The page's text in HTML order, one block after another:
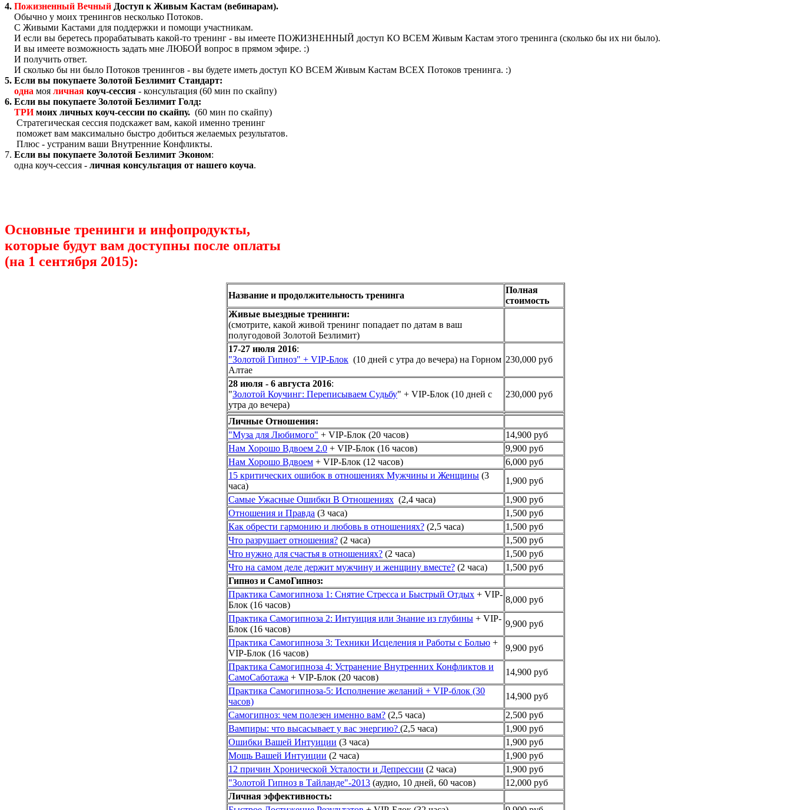
4. Пожизненный Вечный Доступ к Живым Кастам (вебинарам).
Обычно у моих тренингов несколько Потоков.
С Живыми Кастами для поддержки и помощи участникам.
И если вы беретесь прорабатывать какой-то тренинг - вы имеете ПОЖИЗНЕННЫЙ доступ КО ВСЕМ Живым Кастам этого тренинга (сколько бы их ни было).
И вы имеете возможность задать мне ЛЮБОЙ вопрос в прямом эфире. :)
И получить ответ.
И сколько бы ни было Потоков тренингов - вы будете иметь доступ КО ВСЕМ Живым Кастам ВСЕХ Потоков тренинга. :)
5. Если вы покупаете Золотой Безлимит Стандарт:
одна моя личная коуч-сессия - консультация (60 мин по скайпу)
6. Если вы покупаете Золотой Безлимит Голд:
ТРИмоих личных коуч-сессии по скайпу. (60 мин по скайпу)
Стратегическая сессия подскажет вам, какой именно тренинг
поможет вам максимально быстро добиться желаемых результатов.
Плюс - устраним ваши Внутренние Конфликты.
7. Если вы покупаете Золотой Безлимит Эконом:
одна коуч-сессия - личная консультация от нашего коуча.
Основные тренинги и инфопродукты,
которые будут вам доступны после оплаты
(на 1 сентября 2015):
Название и продолжительность тренинга
Полная
стоимость
Живые выездные тренинги:
(смотрите, какой живой тренинг попадает по датам в ваш
полугодовой Золотой Безлимит)
17-27 июля 2016:
"Золотой Гипноз" + VIP-Блок (10 дней с утра до вечера) на Горном
Алтае
230,000 руб
28 июля - 6 августа 2016:
"Золотой Коучинг: Переписываем Судьбу" + VIP-Блок (10 дней с
утра до вечера)
230,000 руб
Личные Отношения:
"Муза для Любимого" + VIP-Блок (20 часов)
14,900 руб
Нам Хорошо Вдвоем 2.0 + VIP-Блок (16 часов)
9,900 руб
Нам Хорошо Вдвоем + VIP-Блок (12 часов)
6,000 руб
15 критических ошибок в отношениях Мужчины и Женщины (3
часа)
1,900 руб
Самые Ужасные Ошибки В Отношениях (2,4 часа)
1,900 руб
Отношения и Правда (3 часа)
1,500 руб
Как обрести гармонию и любовь в отношениях? (2,5 часа)
1,500 руб
Что разрушает отношения? (2 часа)
1,500 руб
Что нужно для счастья в отношениях? (2 часа)
1,500 руб
Что на самом деле держит мужчину и женщину вместе? (2 часа)
1,500 руб
Гипноз и СамоГипноз:
Практика Самогипноза 1: Снятие Стресса и Быстрый Отдых + VIP-
Блок (16 часов)
8,000 руб
Практика Самогипноза 2: Интуиция или Знание из глубины + VIP-
Блок (16 часов)
9,900 руб
Практика Самогипноза 3: Техники Исцеления и Работы с Болью +
VIP-Блок (16 часов)
9,900 руб
Практика Самогипноза 4: Устранение Внутренних Конфликтов и
СамоСаботажа + VIP-Блок (20 часов)
14,900 руб
Практика Самогипноза-5: Исполнение желаний + VIP-блок (30
часов)
14,900 руб
Самогипноз: чем полезен именно вам? (2,5 часа)
2,500 руб
Вампиры: что высасывает у вас энергию? (2,5 часа)
1,900 руб
Ошибки Вашей Интуиции (3 часа)
1,900 руб
Мощь Вашей Интуиции (2 часа)
1,900 руб
12 причин Хронической Усталости и Депрессии (2 часа)
1,900 руб
"Золотой Гипноз в Тайланде"-2013 (аудио, 10 дней, 60 часов)
12,000 руб
Личная эффективность: